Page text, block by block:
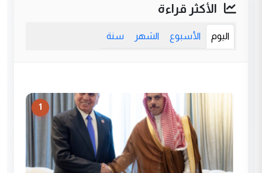
الأكثر قراءة
اليوم الأسبوع الشهر سنة
1